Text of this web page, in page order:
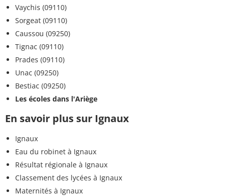
Vaychis (09110)
Sorgeat (09110)
Caussou (09250)
Tignac (09110)
Prades (09110)
Unac (09250)
Bestiac (09250)
Les écoles dans l'Ariège
En savoir plus sur Ignaux
Ignaux
Eau du robinet à Ignaux
Résultat régionale à Ignaux
Classement des lycées à Ignaux
Maternités à Ignaux